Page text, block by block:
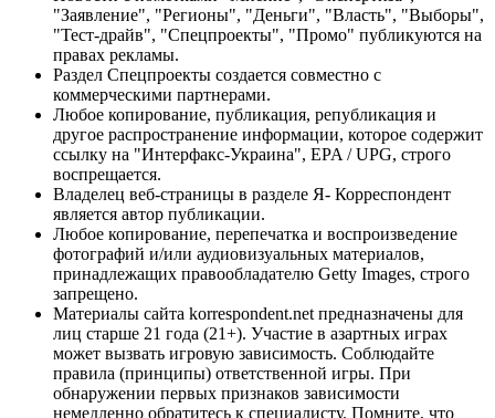
"Заявление", "Регионы", "Деньги", "Власть", "Выборы",
"Тест-драйв", "Спецпроекты", "Промо" публикуются на
правах рекламы.
Раздел Спецпроекты создается совместно с
коммерческими партнерами.
Любое копирование, публикация, републикация и
другое распространение информации, которое содержит
ссылку на "Интерфакс-Украина", EPA / UPG, строго
воспрещается.
Владелец веб-страницы в разделе Я- Корреспондент
является автор публикации.
Любое копирование, перепечатка и воспроизведение
фотографий и/или аудиовизуальных материалов,
принадлежащих правообладателю Getty Images, строго
запрещено.
Материалы сайта korrespondent.net предназначены для
лиц старше 21 года (21+). Участие в азартных играх
может вызвать игровую зависимость. Соблюдайте
правила (принципы) ответственной игры. При
обнаружении первых признаков зависимости
немедленно обратитесь к специалисту. Помните, что